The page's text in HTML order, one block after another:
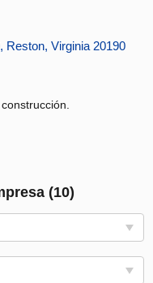
Reston, Virginia 20190
(10)